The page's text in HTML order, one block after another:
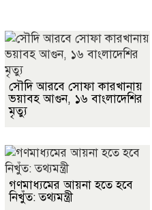
সৌদি আরবে সোফা কারখানায়
ভয়াবহ আগুন, ১৬ বাংলাদেশির
মৃত্যু
গণমাধ্যমের আয়না হতে হবে
নিখুঁত: তথ্যমন্ত্রী